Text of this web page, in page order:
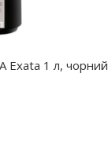
Exata 1 л, чорний